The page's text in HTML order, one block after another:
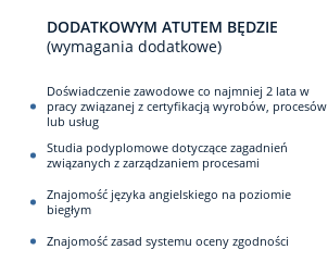
DODATKOWYM ATUTEM BĘDZIE
(wymagania dodatkowe)
Doświadczenie zawodowe co najmniej 2 lata w
pracy związanej z certyfikacją wyrobów, procesów
lub usług
Studia podyplomowe dotyczące zagadnień
związanych z zarządzaniem procesami
Znajomość języka angielskiego na poziomie
biegłym
Znajomość zasad systemu oceny zgodności